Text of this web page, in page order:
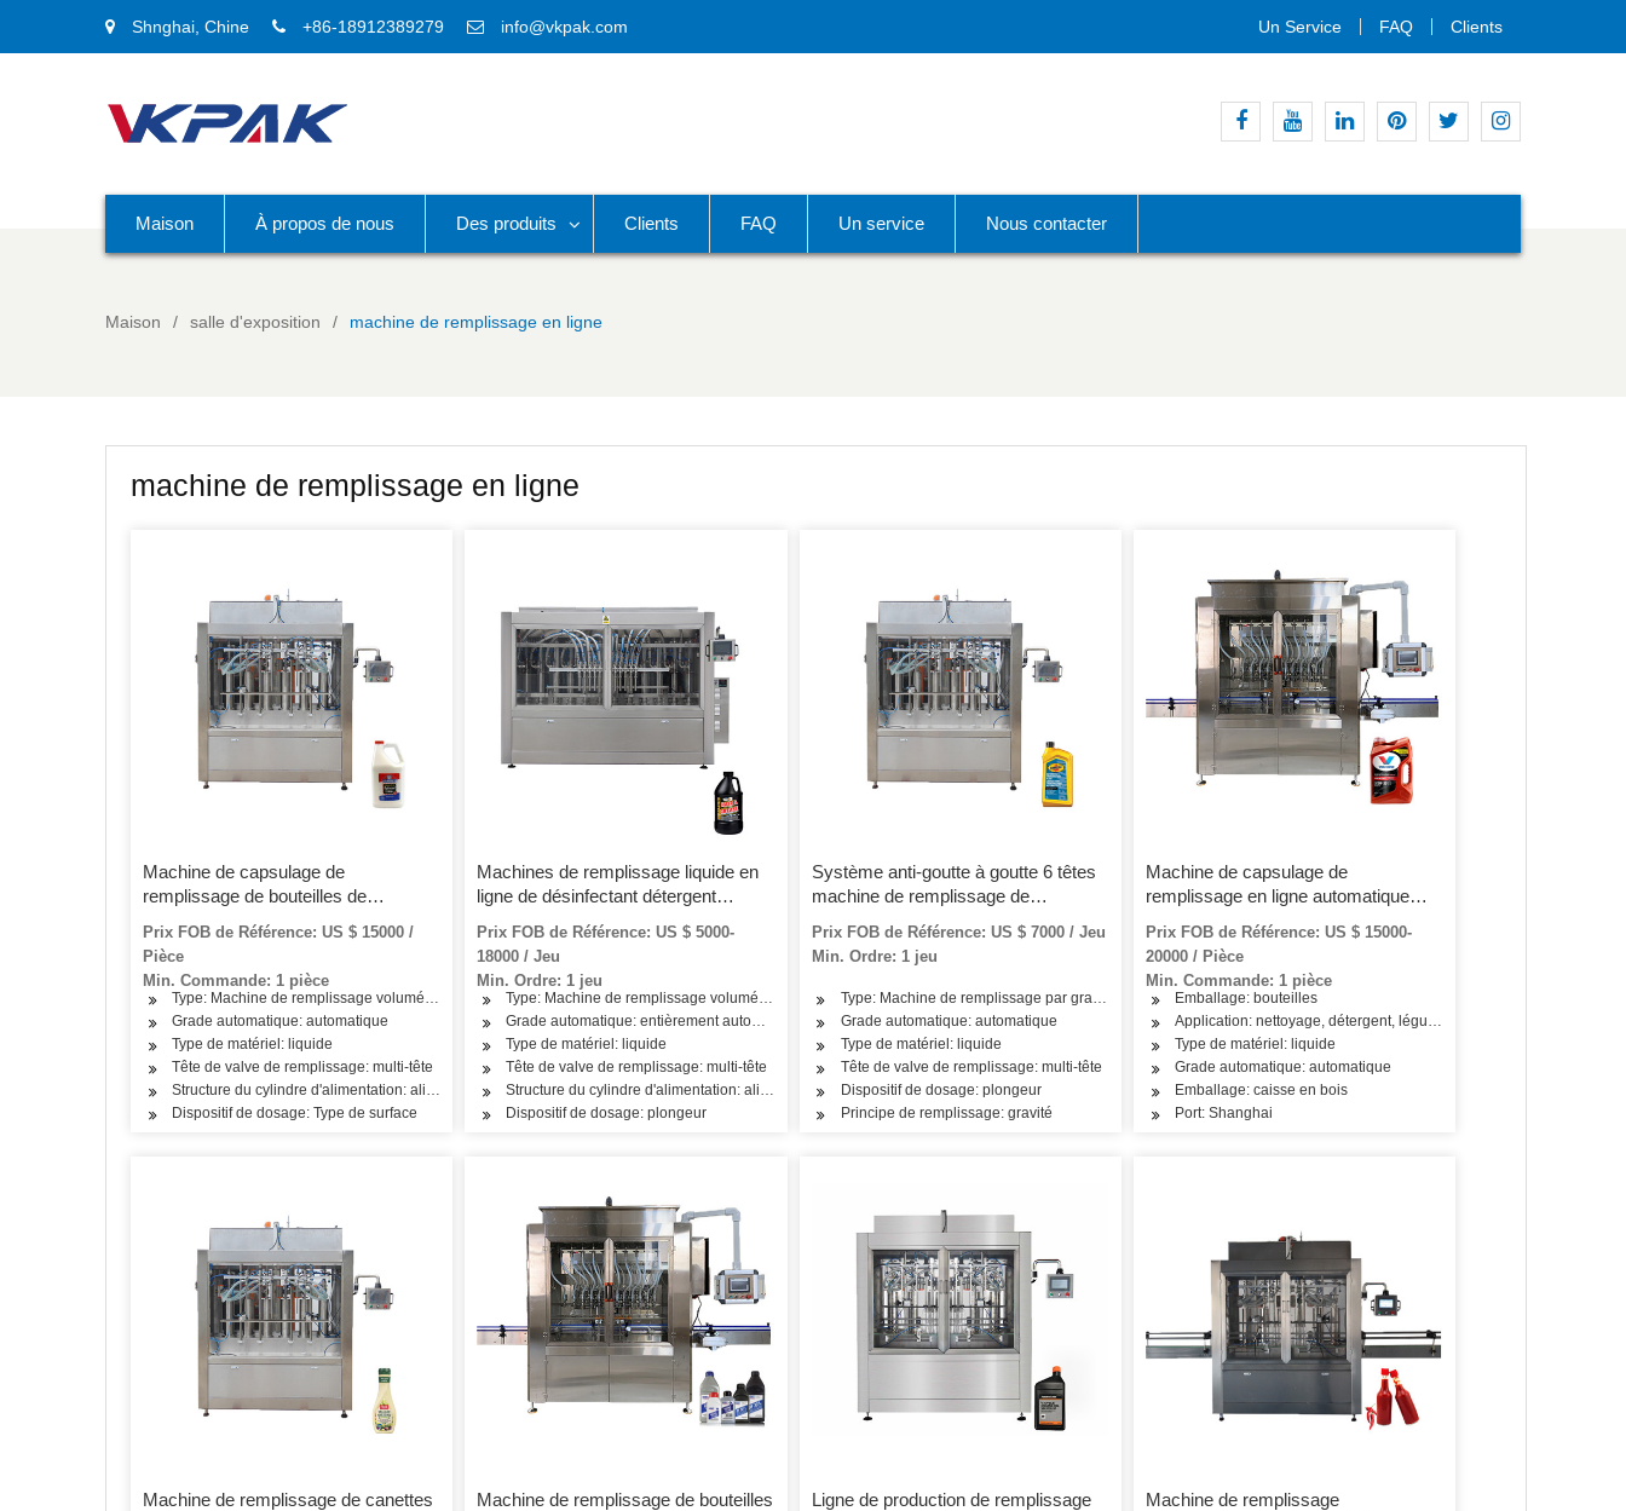
Shnghai, Chine +86-18912389279 info@vkpak.com Un Service FAQ Clients
Maison À propos de nous Des produits Clients FAQ Un service Nous contacter
Maison salle d'exposition machine de remplissage en ligne
machine de remplissage en ligne
Machine de capsulage de
remplissage de bouteilles de
désinfectant pour les mains en ligne
automatique
Prix FOB de Référence: US $ 15000 /
Pièce
Min. Commande: 1 pièce
Type: Machine de remplissage volumétrique
Grade automatique: automatique
Type de matériel: liquide
Tête de valve de remplissage: multi-tête
Structure du cylindre d'alimentation: alimentation en une seule pièce
Dispositif de dosage: Type de surface
Machines de remplissage liquide en
ligne de désinfectant détergent
médical d'alcool pour désinfectant
pour les mains savon liquide lotion
pour le corps bouteille de shampooing
Prix FOB de Référence: US $ 5000-
18000 / Jeu
Min. Ordre: 1 jeu
Type: Machine de remplissage volumétrique
Grade automatique: entièrement automatique
Type de matériel: liquide
Tête de valve de remplissage: multi-tête
Structure du cylindre d'alimentation: alimentation multi-pièces
Dispositif de dosage: plongeur
Système anti-goutte à goutte 6 têtes
machine de remplissage de
remplissage de liquide chimique
automatique en ligne
Prix FOB de Référence: US $ 7000 / Jeu
Min. Ordre: 1 jeu
Type: Machine de remplissage par gravité
Grade automatique: automatique
Type de matériel: liquide
Tête de valve de remplissage: multi-tête
Dispositif de dosage: plongeur
Principe de remplissage: gravité
Machine de capsulage de
remplissage en ligne automatique
pour ligne d'emballage
Prix FOB de Référence: US $ 15000-
20000 / Pièce
Min. Commande: 1 pièce
Emballage: bouteilles
Application: nettoyage, détergent, légume, fruits, poisson, viande,
Type de matériel: liquide
Grade automatique: automatique
Emballage: caisse en bois
Port: Shanghai
Machine de remplissage de canettes
Machine de remplissage de bouteilles
Ligne de production de remplissage
Machine de remplissage